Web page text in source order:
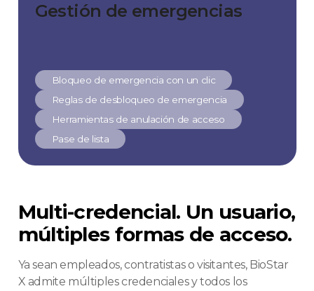
Gestión de emergencias
Bloqueo de emergencia con un clic
Reglas de desbloqueo de emergencia
Herramientas de anulación de acceso
Pase de lista
Multi-credencial. Un usuario,
múltiples formas de acceso.
Ya sean empleados, contratistas o visitantes, BioStar
X admite múltiples credenciales y todos los